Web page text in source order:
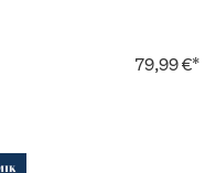
79,99 €*